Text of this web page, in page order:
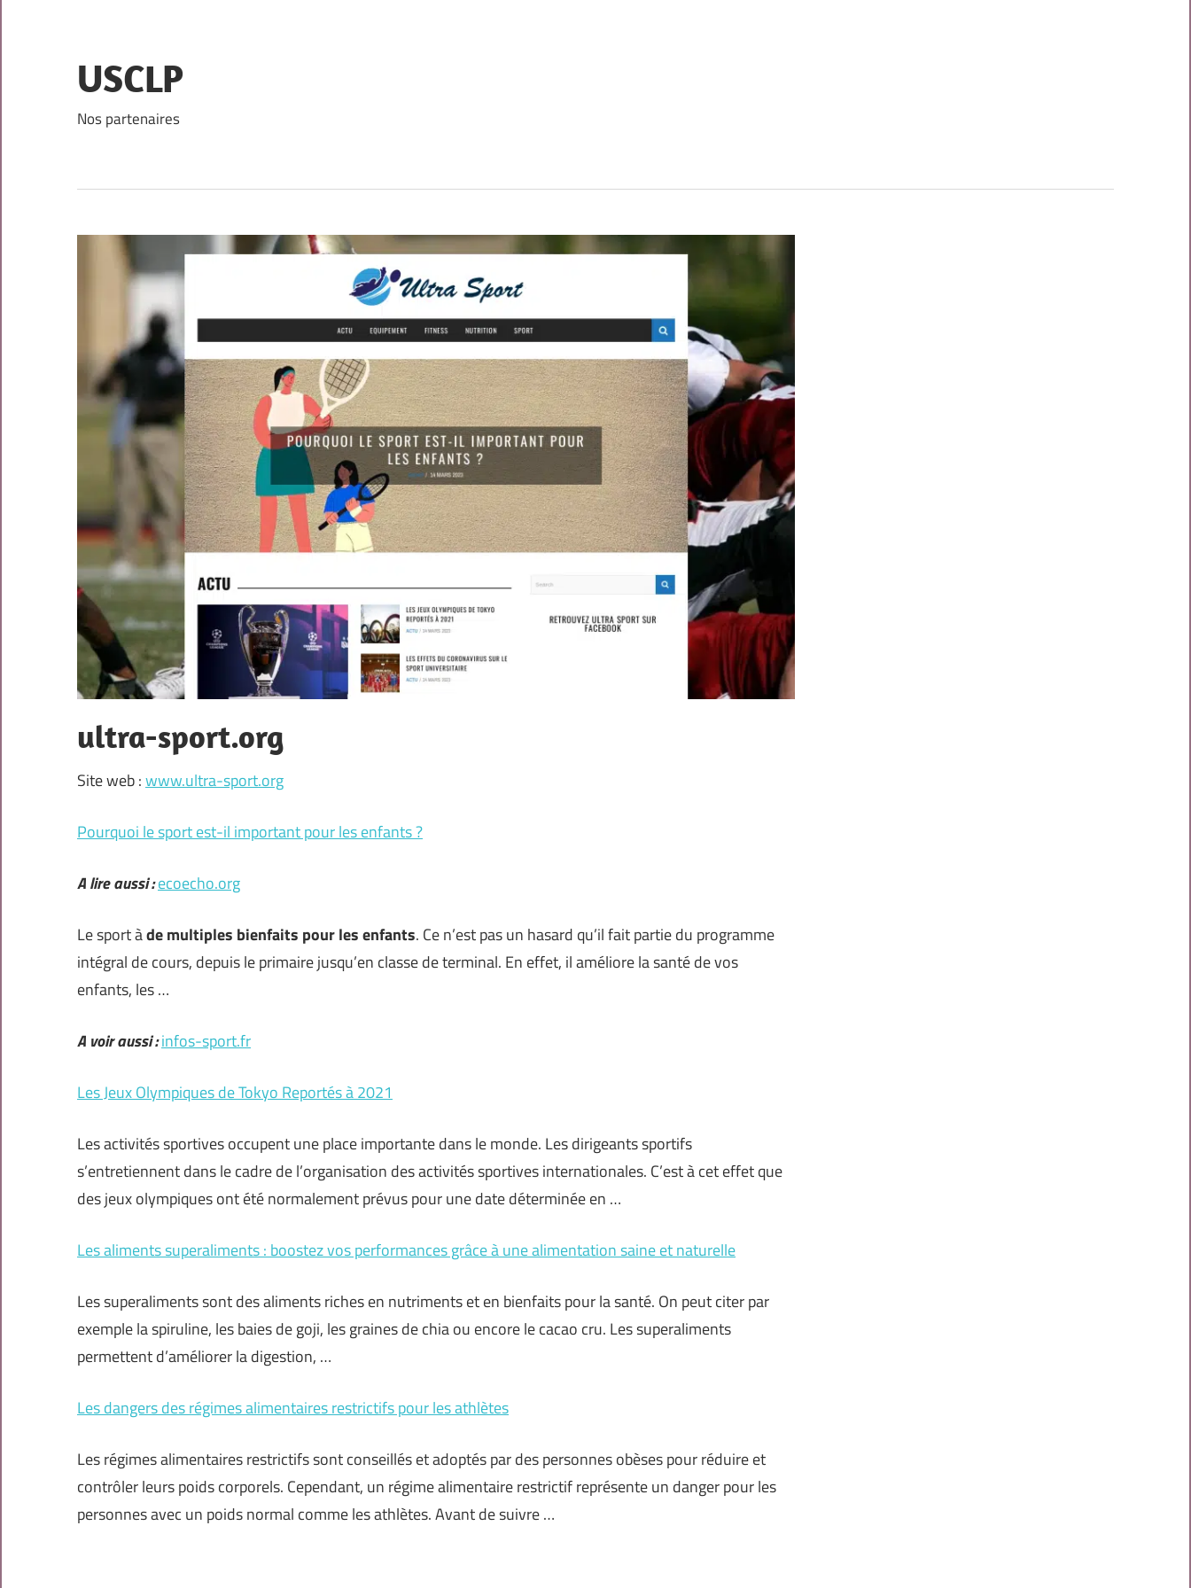
content
USCLP
Nos partenaires
ultra-sport.org
Site web :www.ultra-sport.org
Pourquoi le sport est-il important pour les enfants ?
A lire aussi :ecoecho.org
Le sport àde multiples bienfaits pour les enfants. Ce n’est pas un hasard qu’il fait partie du programme
intégral de cours, depuis le primaire jusqu’en classe de terminal. En effet, il améliore la santé de vos
enfants, les …
A voir aussi :infos-sport.fr
Les Jeux Olympiques de Tokyo Reportés à 2021
Les activités sportives occupent une place importante dans le monde. Les dirigeants sportifs
s’entretiennent dans le cadre de l’organisation des activités sportives internationales. C’est à cet effet que
des jeux olympiques ont été normalement prévus pour une date déterminée en …
Les aliments superaliments : boostez vos performances grâce à une alimentation saine et naturelle
Les superaliments sont des aliments riches en nutriments et en bienfaits pour la santé. On peut citer par
exemple la spiruline, les baies de goji, les graines de chia ou encore le cacao cru. Les superaliments
permettent d’améliorer la digestion, …
Les dangers des régimes alimentaires restrictifs pour les athlètes
Les régimes alimentaires restrictifs sont conseillés et adoptés par des personnes obèses pour réduire et
contrôler leurs poids corporels. Cependant, un régime alimentaire restrictif représente un danger pour les
personnes avec un poids normal comme les athlètes. Avant de suivre …